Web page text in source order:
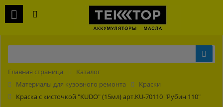
Главная страница
Каталог
Материалы для кузовного ремонта
Краски
Краска с кисточкой "KUDO" (15мл) арт.KU-70110 "Рубин 110"